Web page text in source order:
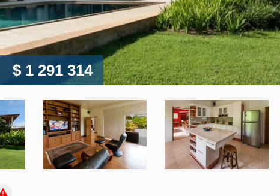
$ 1 291 314